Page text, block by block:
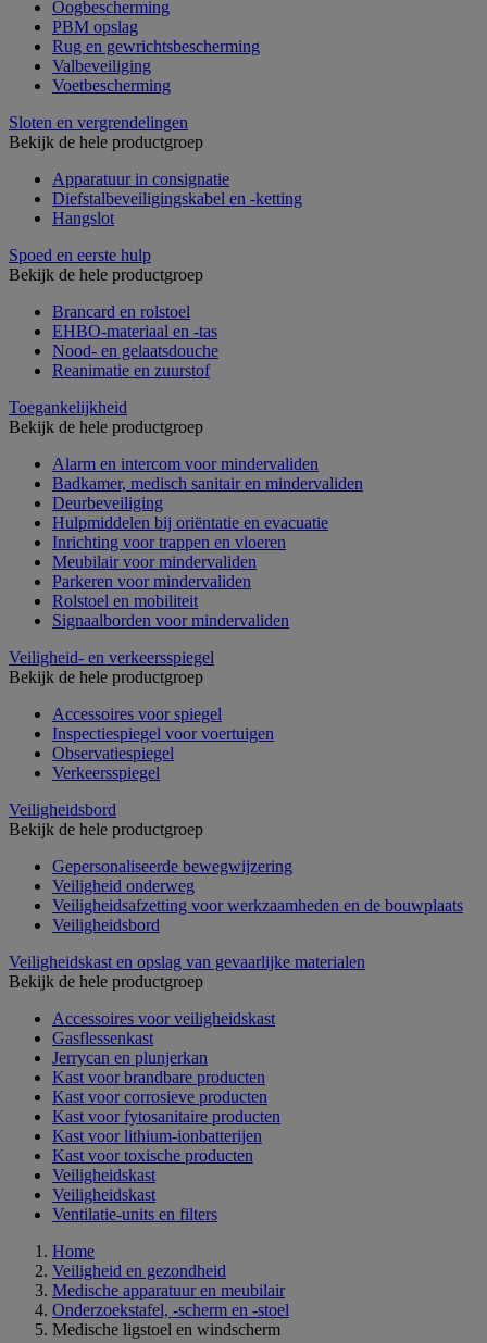
Oogbescherming
PBM opslag
Rug en gewrichtsbescherming
Valbeveiliging
Voetbescherming
Sloten en vergrendelingen
Bekijk de hele productgroep
Apparatuur in consignatie
Diefstalbeveiligingskabel en -ketting
Hangslot
Spoed en eerste hulp
Bekijk de hele productgroep
Brancard en rolstoel
EHBO-materiaal en -tas
Nood- en gelaatsdouche
Reanimatie en zuurstof
Toegankelijkheid
Bekijk de hele productgroep
Alarm en intercom voor mindervaliden
Badkamer, medisch sanitair en mindervaliden
Deurbeveiliging
Hulpmiddelen bij oriëntatie en evacuatie
Inrichting voor trappen en vloeren
Meubilair voor mindervaliden
Parkeren voor mindervaliden
Rolstoel en mobiliteit
Signaalborden voor mindervaliden
Veiligheid- en verkeersspiegel
Bekijk de hele productgroep
Accessoires voor spiegel
Inspectiespiegel voor voertuigen
Observatiespiegel
Verkeersspiegel
Veiligheidsbord
Bekijk de hele productgroep
Gepersonaliseerde bewegwijzering
Veiligheid onderweg
Veiligheidsafzetting voor werkzaamheden en de bouwplaats
Veiligheidsbord
Veiligheidskast en opslag van gevaarlijke materialen
Bekijk de hele productgroep
Accessoires voor veiligheidskast
Gasflessenkast
Jerrycan en plunjerkan
Kast voor brandbare producten
Kast voor corrosieve producten
Kast voor fytosanitaire producten
Kast voor lithium-ionbatterijen
Kast voor toxische producten
Veiligheidskast
Veiligheidskast
Ventilatie-units en filters
Home
Veiligheid en gezondheid
Medische apparatuur en meubilair
Onderzoekstafel, -scherm en -stoel
Medische ligstoel en windscherm